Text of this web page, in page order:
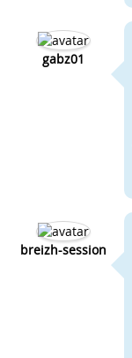
gabz01
breizh-session